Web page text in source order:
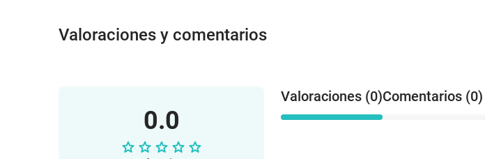
Valoraciones y comentarios
0.0
Valoraciones (0)Comentarios (0)